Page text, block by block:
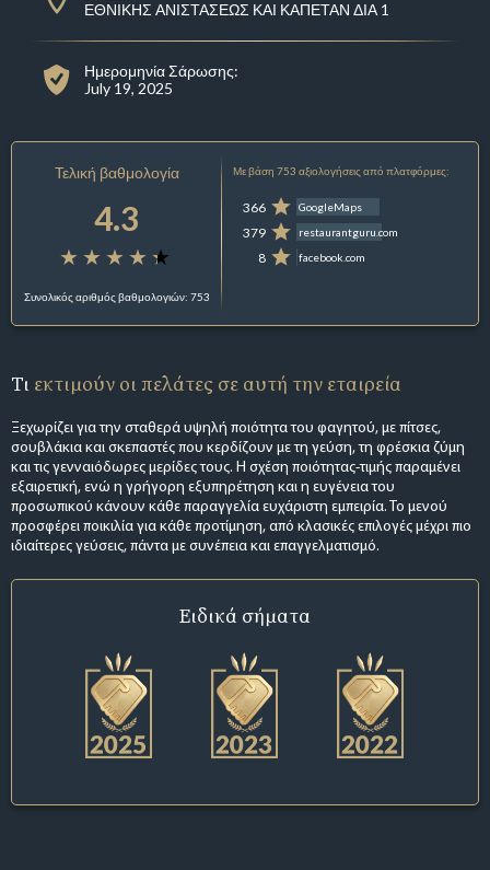
ΕΘΝΙΚΗΣ ΑΝΙΣΤΑΣΕΩΣ ΚΑΙ ΚΑΠΕΤΑΝ ΔΙΑ 1
Ημερομηνία Σάρωσης:
July 19, 2025
Τελική βαθμολογία
4.3
Συνολικός αριθμός βαθμολογιών: 753
Με βάση 753 αξιολογήσεις από πλατφόρμες:
366 GoogleMaps
379 restaurantguru.com
8 facebook.com
Τι εκτιμούν οι πελάτες σε αυτή την εταιρεία
Ξεχωρίζει για την σταθερά υψηλή ποιότητα του φαγητού, με πίτσες,
σουβλάκια και σκεπαστές που κερδίζουν με τη γεύση, τη φρέσκια ζύμη
και τις γενναιόδωρες μερίδες τους. Η σχέση ποιότητας-τιμής παραμένει
εξαιρετική, ενώ η γρήγορη εξυπηρέτηση και η ευγένεια του
προσωπικού κάνουν κάθε παραγγελία ευχάριστη εμπειρία. Το μενού
προσφέρει ποικιλία για κάθε προτίμηση, από κλασικές επιλογές μέχρι πιο
ιδιαίτερες γεύσεις, πάντα με συνέπεια και επαγγελματισμό.
Ειδικά σήματα